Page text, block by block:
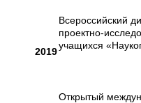
2019
Всероссийский
проектно-
учащихся
Открытый